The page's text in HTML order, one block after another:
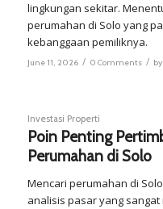
lingkungan sekitar.
perumahan di Solo yang
kebanggaan pemiliknya.
June 11, 2026 / 0 Comments / by
Investasi Properti
Poin Penting
Perumahan di Solo
Mencari perumahan di
analisis pasar yang